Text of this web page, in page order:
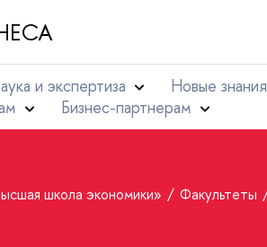
и экспертиза Новые знания
Бизнес-партнерам
школа экономики» Факультеты